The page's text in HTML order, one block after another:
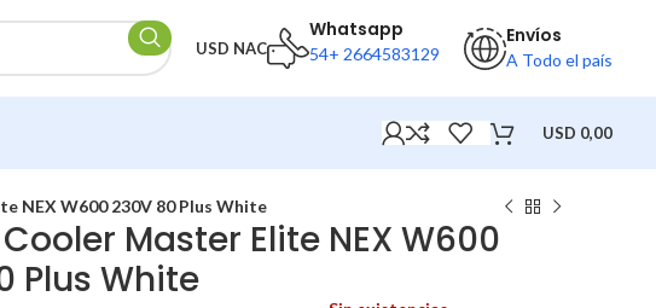
USD NAC
Whatsapp
54+ 2664583129
Envíos
A Todo el país
USD 0,00
NEX W600 230V 80 Plus White
Master Elite NEX W600
Plus White